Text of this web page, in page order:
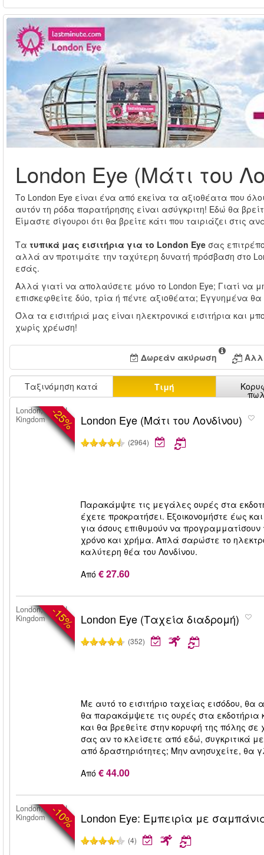
London Eye (Μάτι του
Το London Eye είναι ένα από εκείνα τα αξιοθέατα που
αυτόν τη ρόδα παρατήρησης είναι ασύγκριτη! Εδώ θα
Είμαστε σίγουροι ότι θα βρείτε κάτι που ταιριάζει στις
Τα τυπικά μας εισιτήρια για το London Eye σας
αλλά αν προτιμάτε την ταχύτερη δυνατή πρόσβαση στο
εσάς.
Αλλά γιατί να απολαύσετε μόνο το London Eye; Γιατί να
επισκεφθείτε δύο, τρία ή πέντε αξιοθέατα; Εγγυημένα
Όλα τα εισιτήριά μας είναι ηλεκτρονικά εισιτήρια και
χωρίς χρέωση!
Δωρεάν ακύρωση
Ταξινόμηση κατά Τιμή
-25%
London, United
Kingdom
London Eye (Μάτι του Λονδίνου)
(2964)
Παρακάμψτε τις μεγάλες ουρές στα
έχετε προκρατήσει. Εξοικονομήστε έως
για όσους επιθυμούν να προγραμματίσουν
χρόνο και χρήμα. Απλά σαρώστε το
καλύτερη θέα του Λονδίνου.
Από € 27.60
-15%
London, United
Kingdom
London Eye (Ταχεία διαδρομή)
(352)
Με αυτό το εισιτήριο ταχείας εισόδου, θα
θα παρακάμψετε τις ουρές στα
και θα βρεθείτε στην κορυφή της πόλης σε
σας αν το κλείσετε από εδώ, συγκριτικά
από δραστηριότητες; Μην ανησυχείτε, θα
Από € 44.00
-10%
London, United
Kingdom
London Eye: Εμπειρία με
(4)